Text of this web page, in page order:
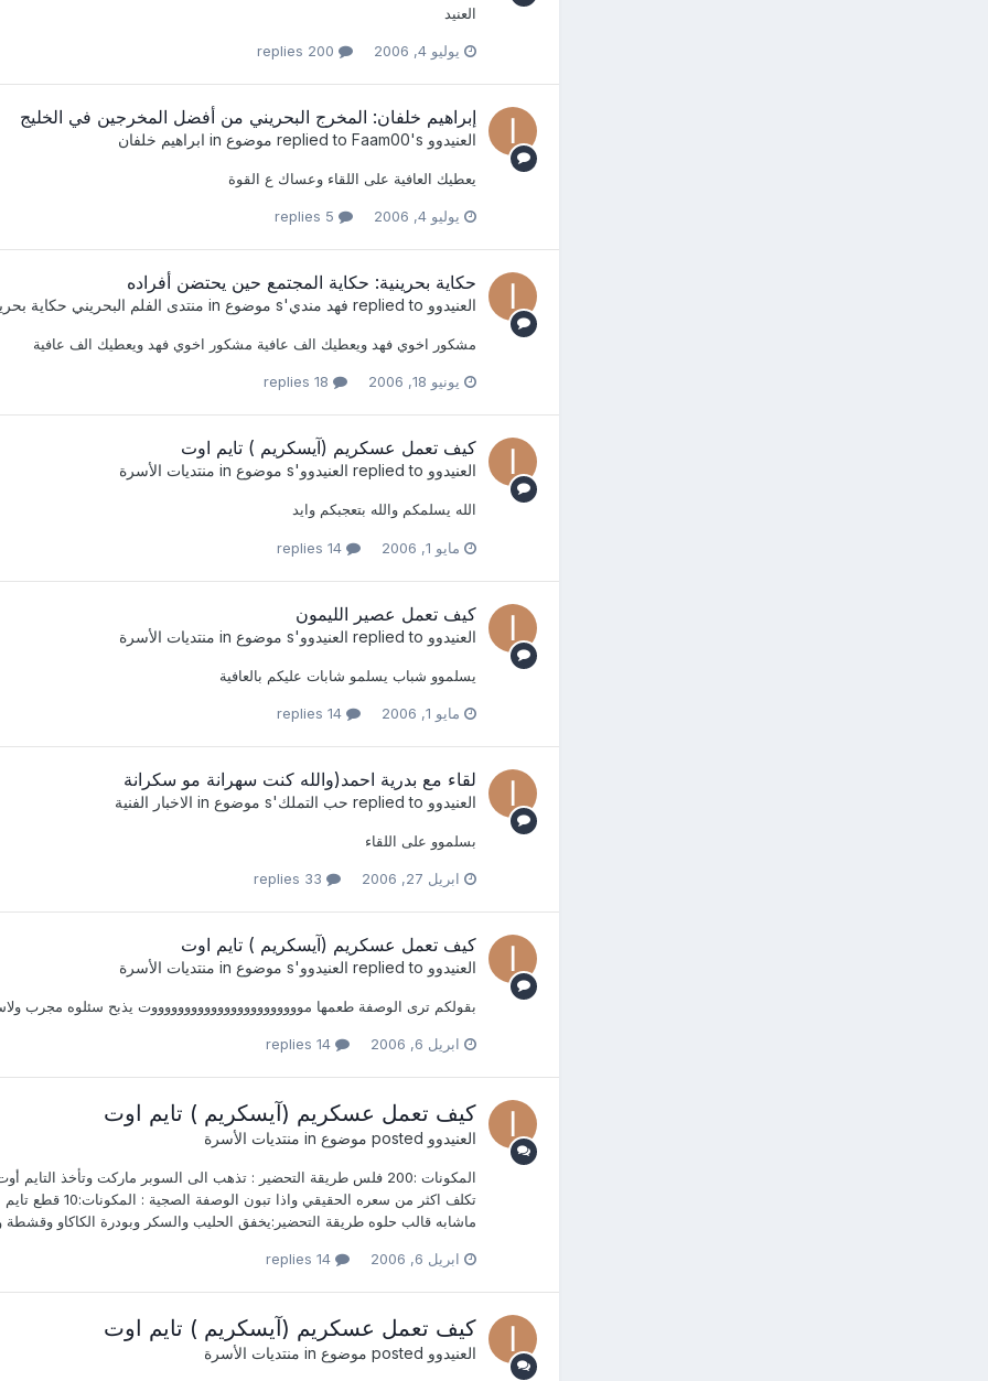
العنيد
يوليو 4, 2006
إبراهيم خلفان‮: ‬المخرج البحريني‮ ‬من أفضل المخرجين في‮ ‬الخليج
العنيدوو Faam00's موضوع in ابراهيم خلفان
يعطيك العافية على اللقاء وعساك ع القوة
يوليو 4, 2006
حكاية بحرينية‮: ‬حكاية المجتمع حين‮ ‬يحتضن أفراده‮ ‬
العنيدوو فهد مندي's موضوع in منتدى الفلم البحريني حكاية
مشكور اخوي فهد ويعطيك الف عافية مشكور اخوي فهد ويعطيك الف عافية
يونيو 18, 2006
كيف تعمل عسكريم (آيسكريم ) تايم اوت
العنيدوو العنيدوو's موضوع in منتديات الأسرة
الله يسلمكم والله بتعجبكم وايد
مايو 1, 2006
كيف تعمل عصير الليمون
العنيدوو العنيدوو's موضوع in منتديات الأسرة
يسلموو شباب يسلمو شابات عليكم بالعافية
مايو 1, 2006
لقاء مع بدرية احمد(والله كنت سهرانة مو سكرانة
العنيدوو حب التملك's موضوع in الاخبار الفنية
بسلموو على اللقاء
ابريل 27, 2006
كيف تعمل عسكريم (آيسكريم ) تايم اوت
العنيدوو العنيدوو's موضوع in منتديات الأسرة
بقولكم ترى الوصفة طعمها موووووووووووووووووووووووت يذبح سئلوه مجرب
ابريل 6, 2006
كيف تعمل عسكريم (آيسكريم ) تايم اوت
العنيدوو منتديات الأسرة
المكونات :200 فلس طريقة التحضير : تذهب الى السوبر ماركت وتأخذ
ماشابه قالب حلوه طريقة التحضير:يخفق الحليب والسكر وبودرة الكاكاو وقشطة
ابريل 6, 2006
كيف تعمل عسكريم (آيسكريم ) تايم اوت
العنيدوو منتديات الأسرة